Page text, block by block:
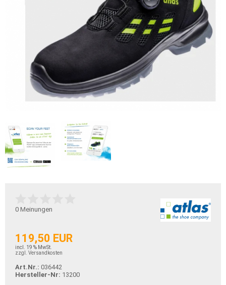
0 Meinungen
119,50 EUR
incl. 19 % MwSt.
zzgl. Versandkosten
Art.Nr.: 036442
Hersteller-Nr: 13200